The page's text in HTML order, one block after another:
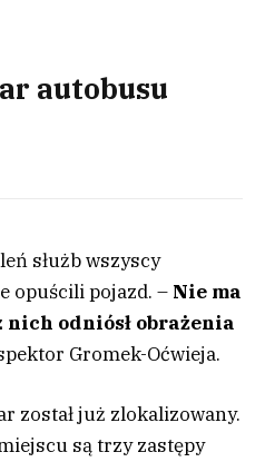
autobusu
służb wszyscy
opuścili pojazd. – Nie ma
odniósł obrażenia
Gromek-Oćwieja.
został już zlokalizowany.
są trzy zastępy